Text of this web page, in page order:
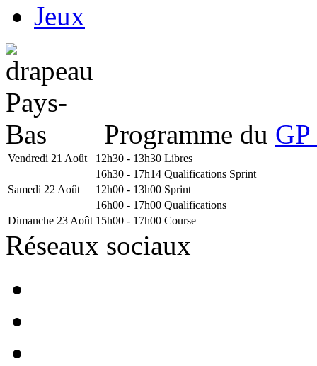
Jeux
Programme du
Vendredi 21 Août 12h30 - 13h30 Libres
16h30 - 17h14 Qualifications Sprint
Samedi 22 Août
12h00 - 13h00 Sprint
16h00 - 17h00 Qualifications
Dimanche 23 Août 15h00 - 17h00 Course
Réseaux sociaux